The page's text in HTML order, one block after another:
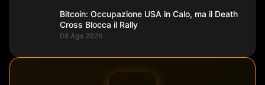
Bitcoin: Occupazione USA in Calo, ma il Death
Cross Blocca il Rally
08 Ago 2026